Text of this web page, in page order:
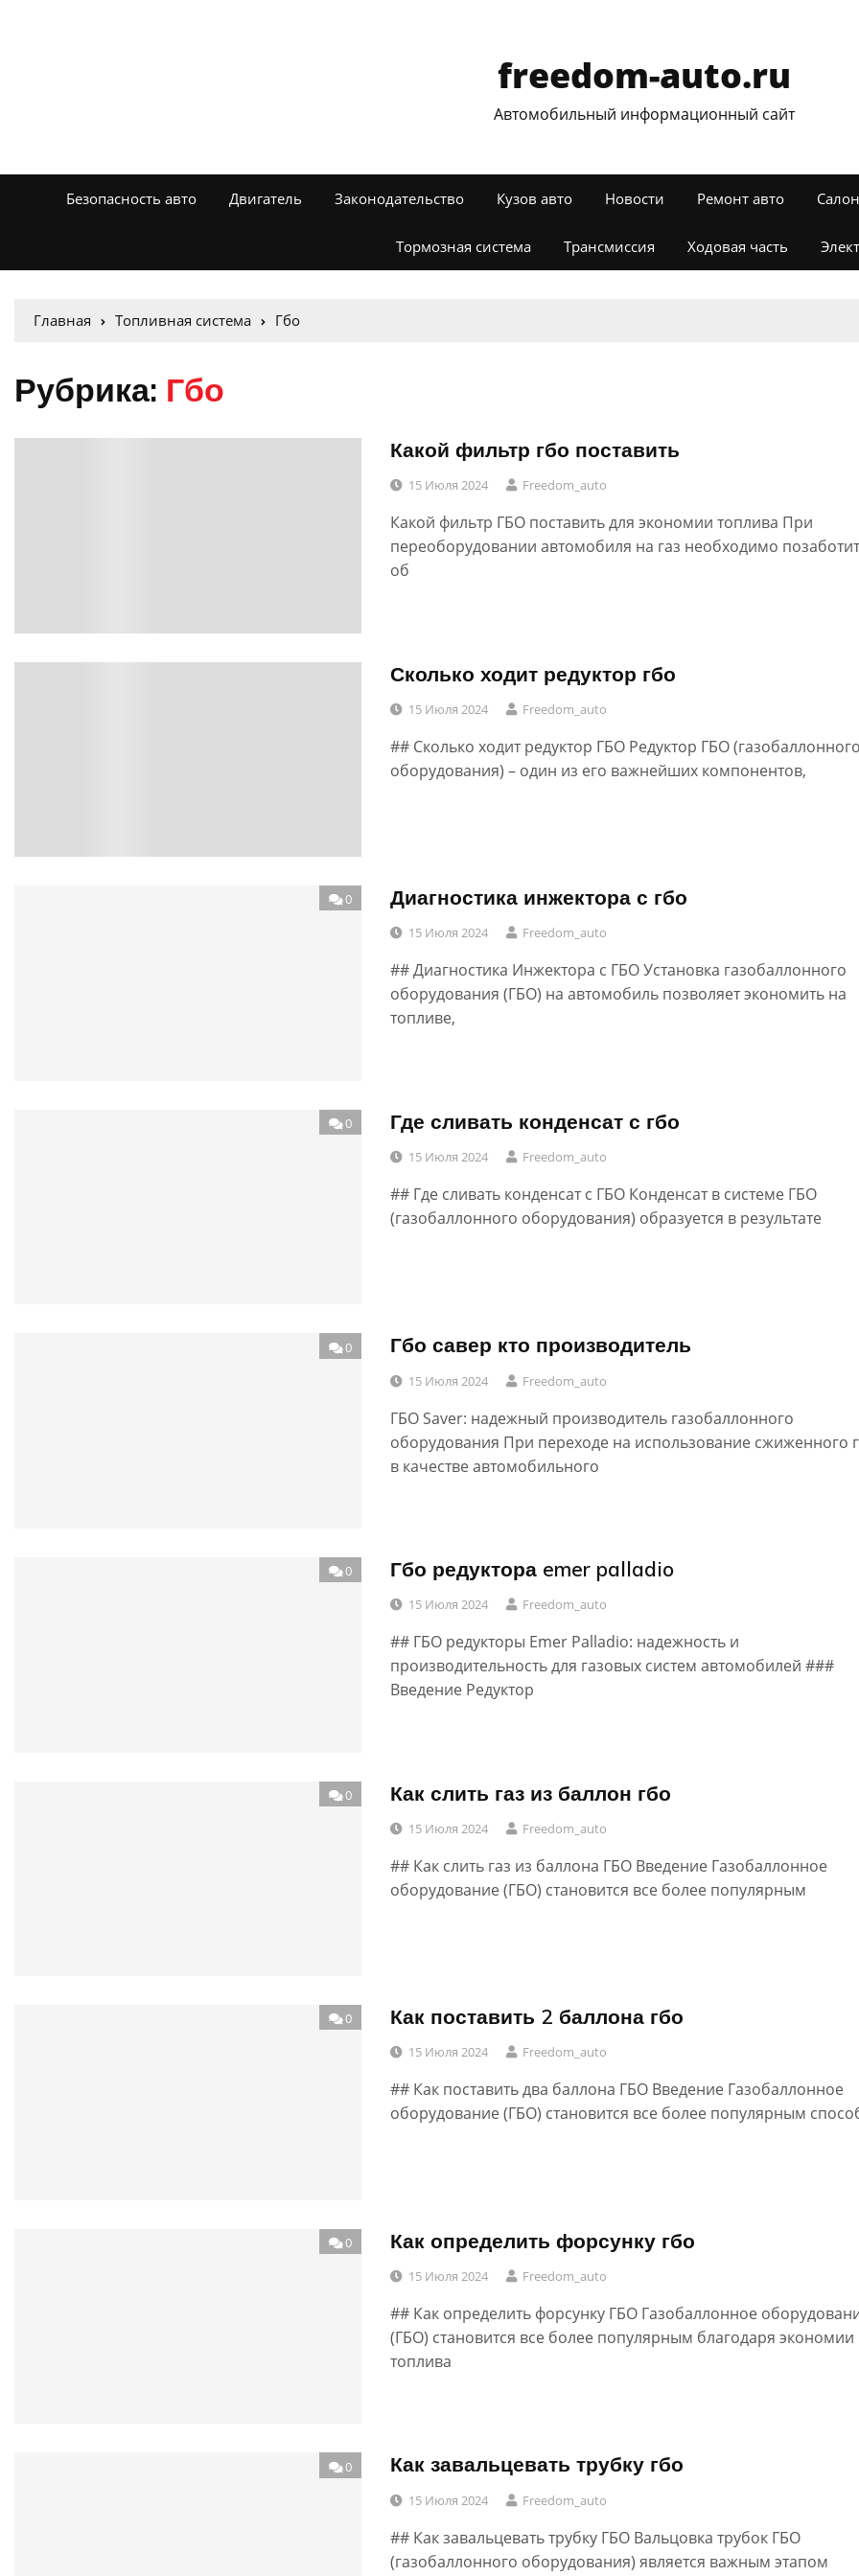
freedom-auto.ru
Автомобильный информационный сайт
Безопасность авто Двигатель Законодательство Кузов авто Новости Ремонт авто
Тормозная система Трансмиссия Ходовая часть
Главная Топливная система Гбо
Рубрика: Гбо
Какой фильтр гбо поставить
15 Июля 2024 Freedom_auto
Какой фильтр ГБО поставить для экономии топлива При
переоборудовании автомобиля на газ необходимо
об
Сколько ходит редуктор гбо
15 Июля 2024 Freedom_auto
## Сколько ходит редуктор ГБО Редуктор ГБО
оборудования) – один из его важнейших компонентов,
0 Диагностика инжектора с гбо
15 Июля 2024 Freedom_auto
## Диагностика Инжектора с ГБО Установка газобаллонного
оборудования (ГБО) на автомобиль позволяет экономить на
топливе,
0 Где сливать конденсат с гбо
15 Июля 2024 Freedom_auto
## Где сливать конденсат с ГБО Конденсат в системе ГБО
(газобаллонного оборудования) образуется в результате
0 Гбо савер кто производитель
15 Июля 2024 Freedom_auto
ГБО Saver: надежный производитель газобаллонного
оборудования При переходе на использование сжиженного
в качестве автомобильного
0 Гбо редуктора emer palladio
15 Июля 2024 Freedom_auto
## ГБО редукторы Emer Palladio: надежность и
производительность для газовых систем автомобилей ###
Введение Редуктор
0 Как слить газ из баллон гбо
15 Июля 2024 Freedom_auto
## Как слить газ из баллона ГБО Введение Газобаллонное
оборудование (ГБО) становится все более популярным
0 Как поставить 2 баллона гбо
15 Июля 2024 Freedom_auto
## Как поставить два баллона ГБО Введение Газобаллонное
оборудование (ГБО) становится все более популярным
0 Как определить форсунку гбо
15 Июля 2024 Freedom_auto
## Как определить форсунку ГБО Газобаллонное
(ГБО) становится все более популярным благодаря экономии
топлива
0 Как завальцевать трубку гбо
15 Июля 2024 Freedom_auto
## Как завальцевать трубку ГБО Вальцовка трубок ГБО
(газобаллонного оборудования) является важным этапом